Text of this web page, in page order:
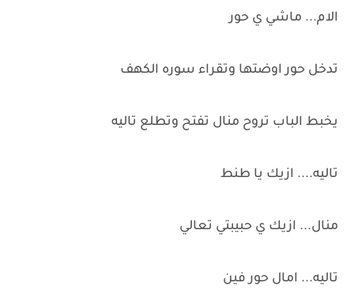
الام... ماشي ي حور
تدخل حور اوضتها وتقراء سوره الكهف
يخبط الباب تروح منال تفتح وتطلع تاليه
تاليه.... ازيك يا طنط
منال... ازيك ي حبيبتي تعالي
تاليه... امال حور فين